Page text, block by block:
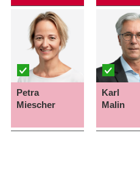
Petra
Miescher
Karl
Malin